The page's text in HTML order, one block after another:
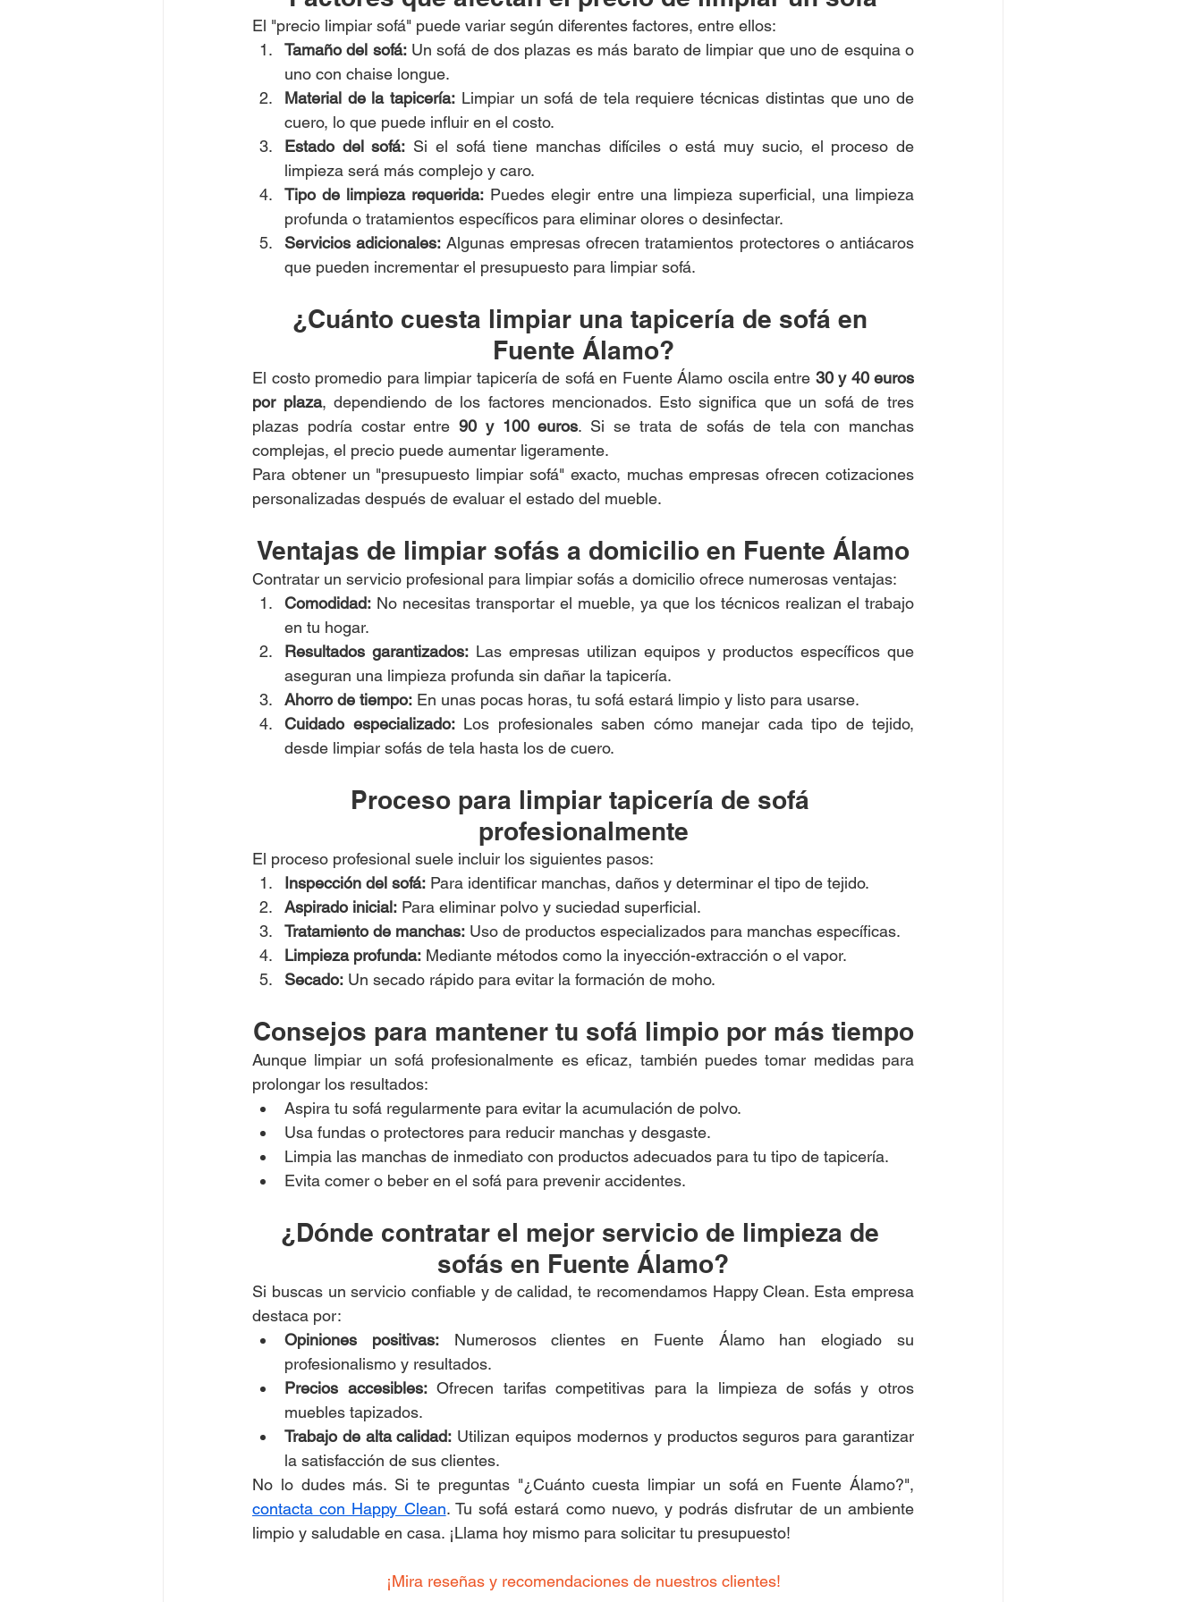
El "precio limpiar sofá" puede variar según diferentes factores, entre ellos:
Tamaño del sofá: Un sofá de dos plazas es más barato de limpiar que uno de esquina o
uno con chaise longue.
Material de la tapicería: Limpiar un sofá de tela requiere técnicas distintas que uno de
cuero, lo que puede influir en el costo.
Estado del sofá: Si el sofá tiene manchas difíciles o está muy sucio, el proceso de
limpieza será más complejo y caro.
Tipo de limpieza requerida: Puedes elegir entre una limpieza superficial, una limpieza
profunda o tratamientos específicos para eliminar olores o desinfectar.
Servicios adicionales: Algunas empresas ofrecen tratamientos protectores o antiácaros
que pueden incrementar el presupuesto para limpiar sofá.
¿Cuánto cuesta limpiar una tapicería de sofá en
Fuente Álamo?
El costo promedio para limpiar tapicería de sofá en Fuente Álamo oscila entre 30 y 40 euros
por plaza, dependiendo de los factores mencionados. Esto significa que un sofá de tres
plazas podría costar entre 90 y 100 euros. Si se trata de sofás de tela con manchas
complejas, el precio puede aumentar ligeramente.
Para obtener un "presupuesto limpiar sofá" exacto, muchas empresas ofrecen cotizaciones
personalizadas después de evaluar el estado del mueble.
Ventajas de limpiar sofás a domicilio en Fuente Álamo
Contratar un servicio profesional para limpiar sofás a domicilio ofrece numerosas ventajas:
Comodidad: No necesitas transportar el mueble, ya que los técnicos realizan el trabajo
en tu hogar.
Resultados garantizados: Las empresas utilizan equipos y productos específicos que
aseguran una limpieza profunda sin dañar la tapicería.
Ahorro de tiempo: En unas pocas horas, tu sofá estará limpio y listo para usarse.
Cuidado especializado: Los profesionales saben cómo manejar cada tipo de tejido,
desde limpiar sofás de tela hasta los de cuero.
Proceso para limpiar tapicería de sofá
profesionalmente
El proceso profesional suele incluir los siguientes pasos:
Inspección del sofá: Para identificar manchas, daños y determinar el tipo de tejido.
Aspirado inicial: Para eliminar polvo y suciedad superficial.
Tratamiento de manchas: Uso de productos especializados para manchas específicas.
Limpieza profunda: Mediante métodos como la inyección-extracción o el vapor.
Secado: Un secado rápido para evitar la formación de moho.
Consejos para mantener tu sofá limpio por más tiempo
Aunque limpiar un sofá profesionalmente es eficaz, también puedes tomar medidas para
prolongar los resultados:
Aspira tu sofá regularmente para evitar la acumulación de polvo.
Usa fundas o protectores para reducir manchas y desgaste.
Limpia las manchas de inmediato con productos adecuados para tu tipo de tapicería.
Evita comer o beber en el sofá para prevenir accidentes.
¿Dónde contratar el mejor servicio de limpieza de
sofás en Fuente Álamo?
Si buscas un servicio confiable y de calidad, te recomendamos Happy Clean. Esta empresa
destaca por:
Opiniones positivas: Numerosos clientes en Fuente Álamo han elogiado su
profesionalismo y resultados.
Precios accesibles: Ofrecen tarifas competitivas para la limpieza de sofás y otros
muebles tapizados.
Trabajo de alta calidad: Utilizan equipos modernos y productos seguros para garantizar
la satisfacción de sus clientes.
contacta con Happy Clean. Tu sofá estará como nuevo, y podrás disfrutar de un ambiente
limpio y saludable en casa. ¡Llama hoy mismo para solicitar tu presupuesto!
¡Mira reseñas y recomendaciones de nuestros clientes!